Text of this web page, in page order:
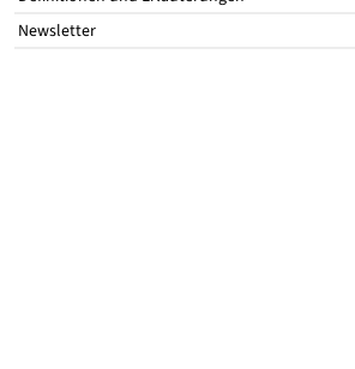
Newsletter